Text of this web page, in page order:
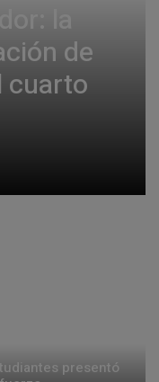
la
de
cuarto
presentó